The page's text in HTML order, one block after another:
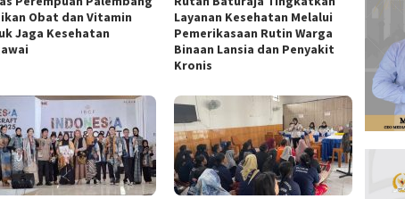
Obat dan Vitamin
Jaga Kesehatan
Layanan Kesehatan Melalui
Pemerikasaan Rutin Warga
Binaan Lansia dan Penyakit
Kronis